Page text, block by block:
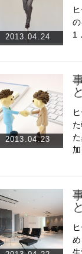
2013.04.24
1
2013.04.23